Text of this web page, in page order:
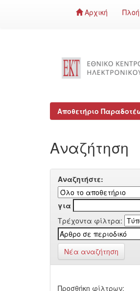
Αρχική
Αποθετήριο
Αναζήτηση
Αναζητήστε:
για
Τρέχοντα φίλτρα:
Νέα αναζήτηση
Προσθήκη φίλτρων: